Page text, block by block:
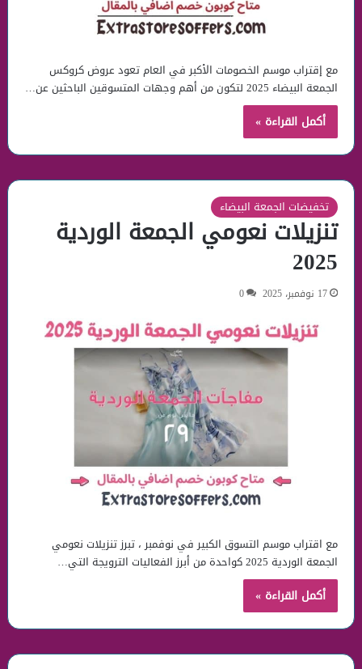
مع إقتراب موسم الخصومات الأكبر في العام تعود عروض كروكس
الجمعة البيضاء 2025 لتكون من أهم وجهات المتسوقين الباحثين عن…
أكمل القراءة »
تخفيضات الجمعة البيضاء
تنزيلات نعومي الجمعة الوردية
2025
17 نوفمبر، 2025 0
مع اقتراب موسم التسوق الكبير في نوفمبر ، تبرز تنزيلات نعومي
الجمعة الوردية 2025 كواحدة من أبرز الفعاليات الترويجة التي…
أكمل القراءة »